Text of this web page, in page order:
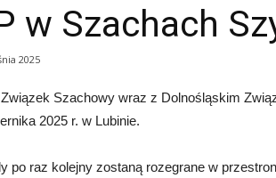
w Szachach
2025
Szachowy wraz z Dolnośląskim
2025 r. w Lubinie.
po raz kolejny zostaną rozegrane w